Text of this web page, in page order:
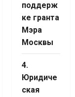
поддерж
ке гранта
Мэра
Москвы
4.
Юридиче
ская